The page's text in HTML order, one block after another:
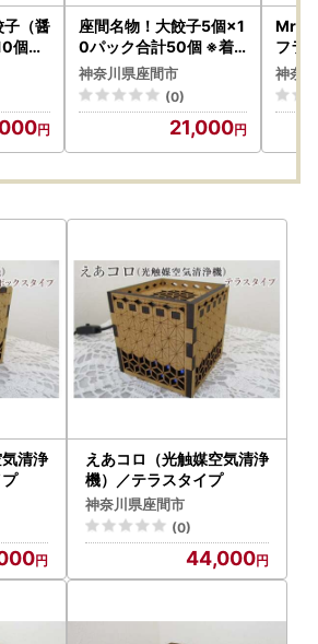
子（醤
個×5
ョウ
かず
グル
小分
座間名物！大餃子5個×1
0パック合計50個 ※着
日指定不可
神奈川県座間市
(0)
21,000
Mrド
フラ
豚 絶
食べ
焼肉
取り
神奈
清浄
えあコロ（光触媒空気清浄
機）／テラスタイプ
神奈川県座間市
(0)
44,000